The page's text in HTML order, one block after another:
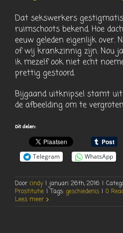
Dat sekswerkers
ruimschoots bekend. Hoe
eeuw geleden eigenlijk over.
of wij krankzinnig zijn. Nou
ik mezelf ook niet echt
prettig gestoord.
Bijgaand uitknipsel stamt uit
de afbeelding om te
Dit delen:
Telegram
WhatsApp
Door cindy | januari 26th, 2016 |
Prostitutie | Tags: geschiedenis | 0
Lees meer